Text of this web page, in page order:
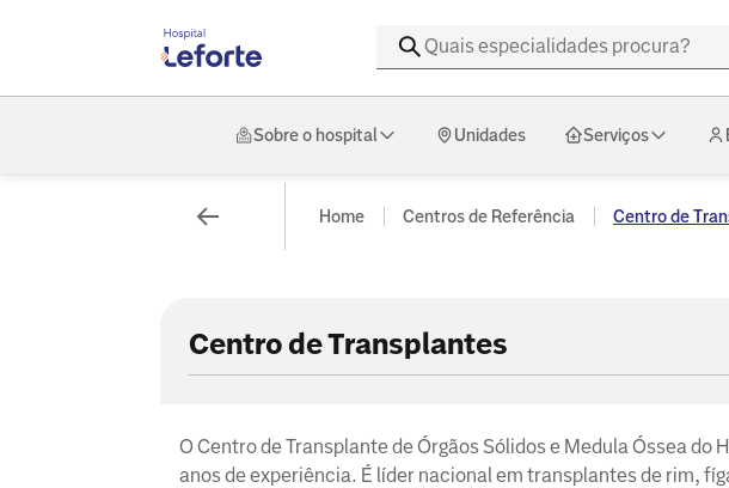
Sobre o hospital Unidades Serviços
Home Centros de Referência Centro de
Centro de Transplantes
O Centro de Transplante de Órgãos Sólidos e Medula Óssea
anos de experiência. É líder nacional em transplantes de rim,